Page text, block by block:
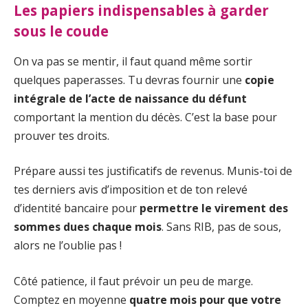
Les papiers indispensables à garder
sous le coude
On va pas se mentir, il faut quand même sortir
quelques paperasses. Tu devras fournir une copie
intégrale de l’acte de naissance du défunt
comportant la mention du décès. C’est la base pour
prouver tes droits.
Prépare aussi tes justificatifs de revenus. Munis-toi de
tes derniers avis d’imposition et de ton relevé
d’identité bancaire pour permettre le virement des
sommes dues chaque mois. Sans RIB, pas de sous,
alors ne l’oublie pas !
Côté patience, il faut prévoir un peu de marge.
Comptez en moyenne quatre mois pour que votre